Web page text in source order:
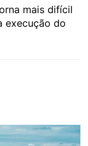
mais difícil
execução do